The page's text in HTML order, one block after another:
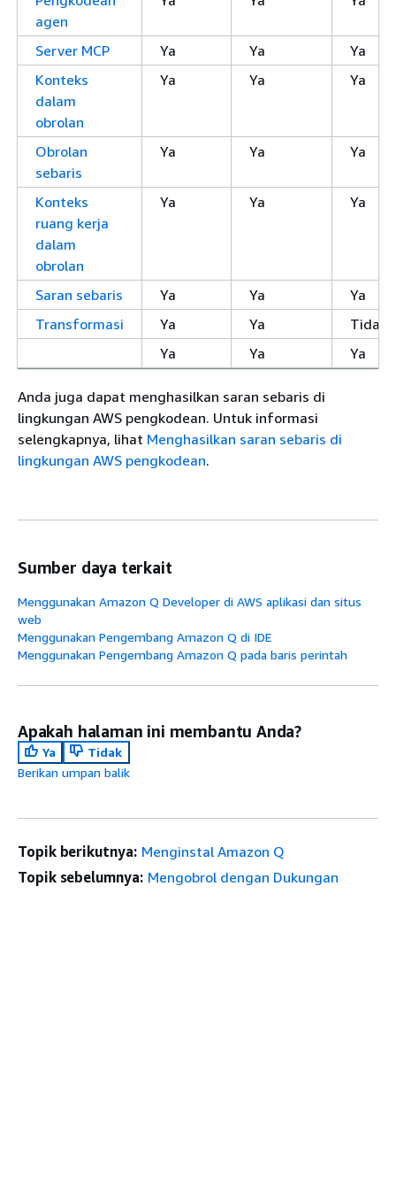
agen
Server MCP Ya Ya
Ya
Konteks
dalam
obrolan
Ya Ya Ya
Obrolan
sebaris
Ya Ya Ya
Konteks
ruang kerja
dalam
obrolan
Ya Ya Ya
Saran sebaris Ya Ya
Ya
Transformasi
Ya Ya
Tidak
Ya
Ya Ya
Anda juga dapat menghasilkan saran sebaris di
lingkungan AWS pengkodean. Untuk informasi
selengkapnya, lihat Menghasilkan saran sebaris di
lingkungan AWS pengkodean.
Sumber daya terkait
Menggunakan Amazon Q Developer di AWS aplikasi dan situs
web
Menggunakan Pengembang Amazon Q di IDE
Menggunakan Pengembang Amazon Q pada baris perintah
Apakah halaman ini membantu Anda?
Ya
Tidak
Berikan umpan balik
Topik berikutnya: Menginstal Amazon Q
Topik sebelumnya: Mengobrol dengan Dukungan